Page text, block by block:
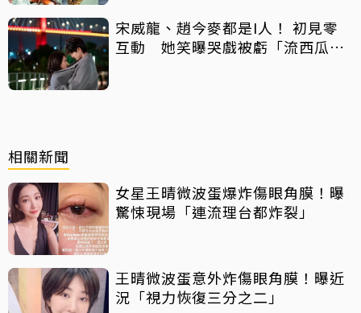
宋威龍、趙今麥都是I人！ 初見零
互動 她笑曝哭戲被虧「流西瓜
相關新聞
女星王晴微波蛋爆炸傷眼角膜！曝
驚悚現場「連流理台都炸裂」
王晴微波蛋意外炸傷眼角膜！曝近
況「視力恢復三分之二」